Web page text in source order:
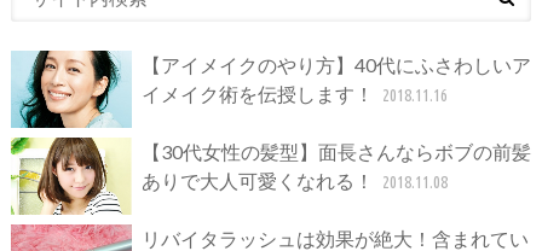
【アイメイクのやり方】40代にふさわしいア
イメイク術を伝授します！
2018.11.16
【30代女性の髪型】面長さんならボブの前髪
ありで大人可愛くなれる！
2018.11.08
リバイタラッシュは効果が絶大！含まれてい